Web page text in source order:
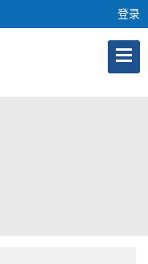
登录